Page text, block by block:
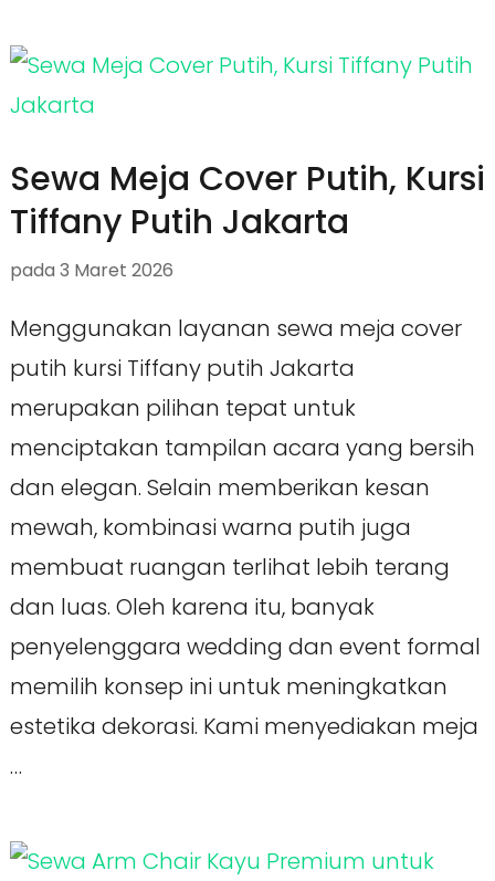
Sewa Meja Cover Putih, Kursi
Tiffany Putih Jakarta
pada 3 Maret 2026
Menggunakan layanan sewa meja cover
putih kursi Tiffany putih Jakarta
merupakan pilihan tepat untuk
menciptakan tampilan acara yang bersih
dan elegan. Selain memberikan kesan
mewah, kombinasi warna putih juga
membuat ruangan terlihat lebih terang
dan luas. Oleh karena itu, banyak
penyelenggara wedding dan event formal
memilih konsep ini untuk meningkatkan
estetika dekorasi. Kami menyediakan meja
…